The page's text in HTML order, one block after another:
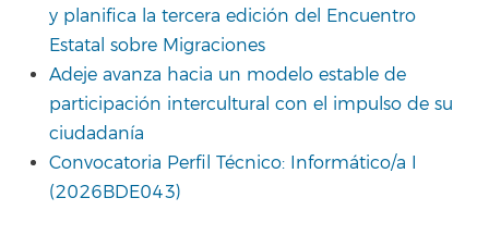
y planifica la tercera edición del Encuentro
Estatal sobre Migraciones
Adeje avanza hacia un modelo estable de
participación intercultural con el impulso de su
ciudadanía
Convocatoria Perfil Técnico: Informático/a I
(2026BDE043)